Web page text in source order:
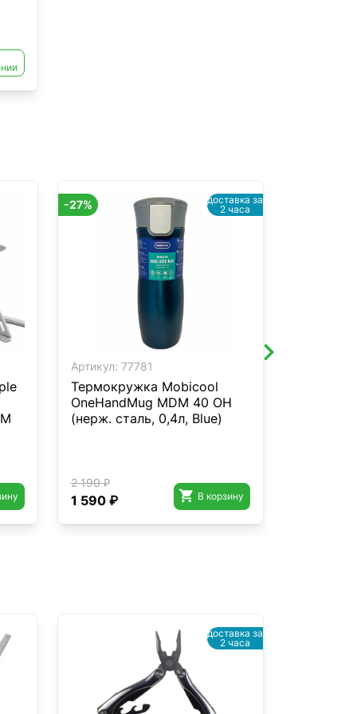
Артикул: 77781
Термокружка Mobicool
OneHandMug MDM 40 OH
(нерж. сталь, 0,4л, Blue)
2 190 ₽
1 590 ₽  В корзину
-27%
доставка за
2 часа
доставка за
2 часа